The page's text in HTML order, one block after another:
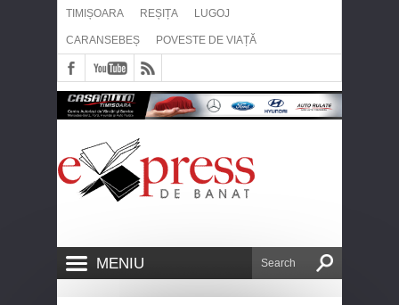
TIMIȘOARA REȘIȚA LUGOJ
CARANSEBEȘ POVESTE DE VIAȚĂ
MENIU